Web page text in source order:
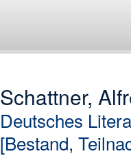
Schattner,
Deutsches
[Bestand,